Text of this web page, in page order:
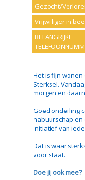
Gezocht/
Vrijwilliger in
BELANGRIJKE
Het is fijn wonen
Sterksel.
morgen en
Goed onderling
nabuurschap en
initiatief van
Dat is waar
voor staat.
Doe jij ook mee?